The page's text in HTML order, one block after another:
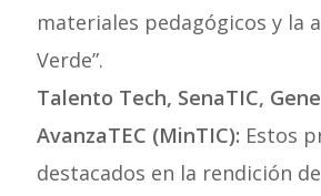
materiales pedagógicos y la
Verde”.
Talento Tech, SenaTIC,
AvanzaTEC (MinTIC): Estos
destacados en la rendición